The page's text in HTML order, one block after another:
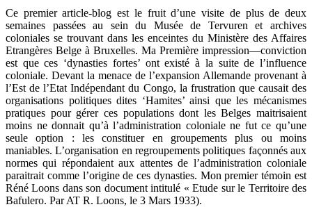
Ce premier article-blog est le fruit d’une visite de plus de deux
semaines passées au sein du Musée de Tervuren et archives
coloniales se trouvant dans les enceintes du Ministère des Affaires
Etrangères Belge à Bruxelles. Ma Première impression―conviction
est que ces ‘dynasties fortes’ ont existé à la suite de l’influence
coloniale. Devant la menace de l’expansion Allemande provenant à
l’Est de l’Etat Indépendant du Congo, la frustration que causait des
organisations politiques dites ‘Hamites’ ainsi que les mécanismes
pratiques pour gérer ces populations dont les Belges maitrisaient
moins ne donnait qu’à l’administration coloniale ne fut ce qu’une
seule option : les constituer en groupements plus ou moins
maniables. L’organisation en regroupements politiques façonnés aux
normes qui répondaient aux attentes de l’administration coloniale
paraitrait comme l’origine de ces dynasties. Mon premier témoin est
Réné Loons dans son document intitulé « Etude sur le Territoire des
Bafulero. Par AT R. Loons, le 3 Mars 1933).